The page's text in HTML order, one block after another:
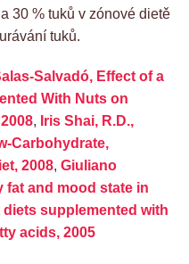
30 % tuků v zónové dietě
tuků.
Salvadó, Effect of a
With Nuts on
, Iris Shai, R.D.,
Carbohydrate,
2008, Giuliano
fat and mood state in
supplemented with
acids, 2005